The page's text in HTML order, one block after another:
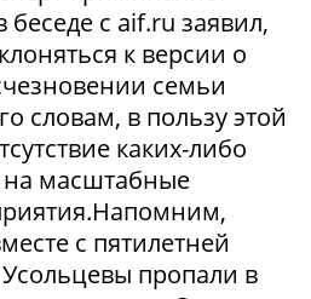
с aif.ru заявил,
к версии о
семьи
словам, в пользу этой
каких-либо
на масштабные
с пятилетней
пропали в